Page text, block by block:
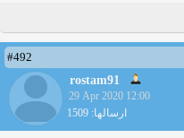
#492
rostam91
29 Apr 2020 12:00
ارسالها: 1509